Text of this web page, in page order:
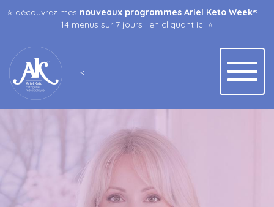
⭐️ découvrez mes nouveaux programmes Ariel Keto Week® —
14 menus sur 7 jours ! en cliquant ici ⭐️
<